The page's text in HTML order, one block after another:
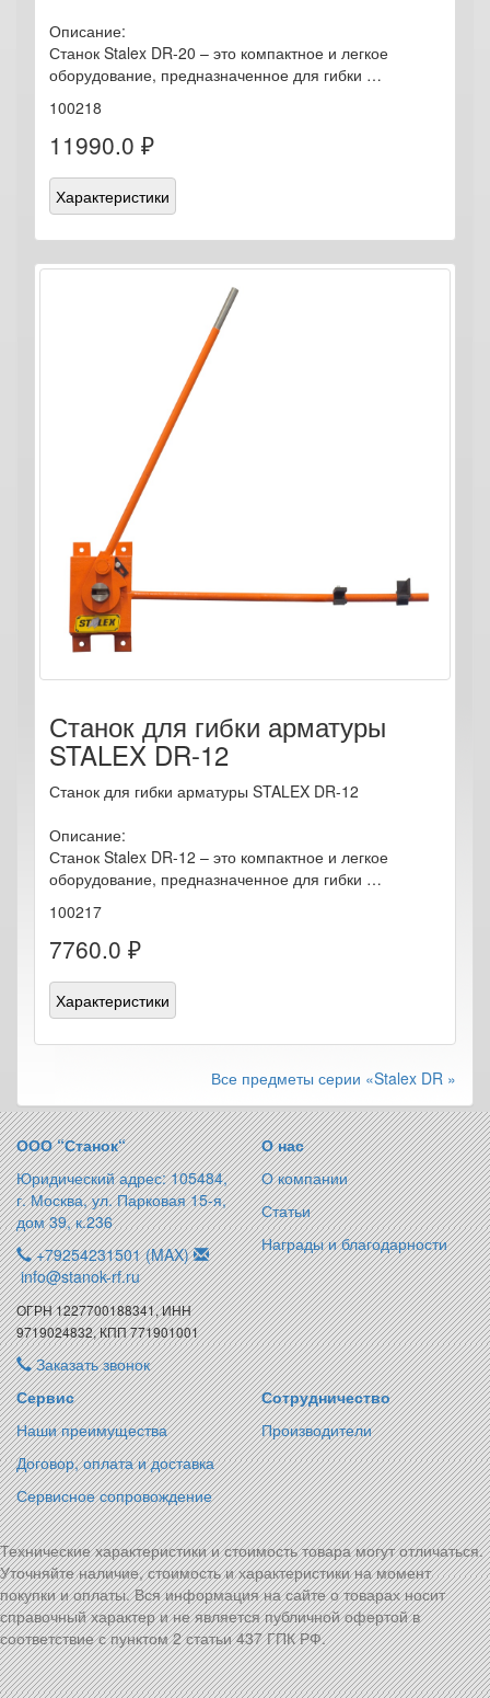
Описание:
Станок Stalex DR-20 – это компактное и легкое
оборудование, предназначенное для гибки …
100218
11990.0 ₽
Характеристики
Станок для гибки арматуры
STALEX DR-12
Станок для гибки арматуры STALEX DR-12
Описание:
Станок Stalex DR-12 – это компактное и легкое
оборудование, предназначенное для гибки …
100217
7760.0 ₽
Характеристики
Все предметы серии «Stalex DR »
ООО “Станок“
Юридический адрес: 105484,
г. Москва, ул. Парковая 15-я,
дом 39, к.236
+79254231501 (MAX)
info@stanok-rf.ru
ОГРН 1227700188341, ИНН
9719024832, КПП 771901001
Заказать звонок
О нас
О компании
Статьи
Награды и благодарности
Сервис
Наши преимущества
Договор, оплата и доставка
Сервисное сопровождение
Сотрудничество
Производители
Технические характеристики и стоимость товара могут отличаться.
Уточняйте наличие, стоимость и характеристики на момент
покупки и оплаты. Вся информация на сайте о товарах носит
справочный характер и не является публичной офертой в
соответствие с пунктом 2 статьи 437 ГПК РФ.